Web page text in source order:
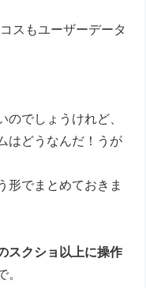
スもユーザーデータ
でしょうけれど、
はどうなんだ！うが
形でまとめておきま
スクショ以上に操作
。